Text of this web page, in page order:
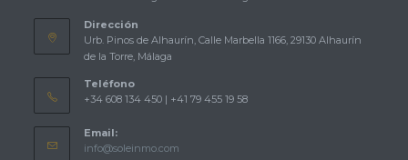
Dirección
Urb. Pinos de Alhaurín, Calle Marbella 1166, 29130 Alhaurín
de la Torre, Málaga
Teléfono
+34 608 134 450 | +41 79 455 19 58
Email:
info@soleinmo.com